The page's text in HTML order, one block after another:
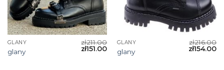
GLANY
glany
zł211.00
zł151.00
GLANY
glany
zł216.00
zł154.00